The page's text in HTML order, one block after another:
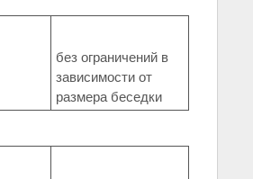
без ограничений в
зависимости от
размера беседки